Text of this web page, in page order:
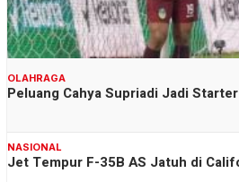
OLAHRAGA
Peluang Cahya Supriadi Jadi
NASIONAL
Jet Tempur F-35B AS Jatuh di